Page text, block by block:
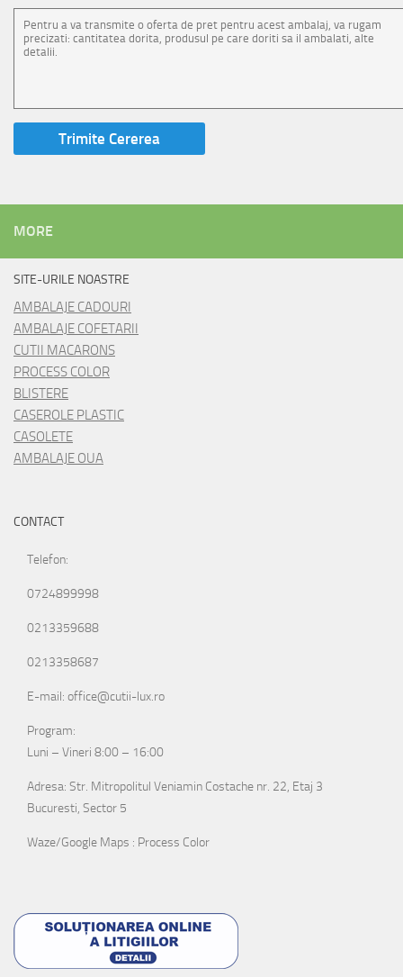
MORE
SITE-URILE NOASTRE
AMBALAJE CADOURI
AMBALAJE COFETARII
CUTII MACARONS
PROCESS COLOR
BLISTERE
CASEROLE PLASTIC
CASOLETE
AMBALAJE OUA
CONTACT
Telefon:
0724899998
0213359688
0213358687
E-mail: office@cutii-lux.ro
Program:
Luni – Vineri 8:00 – 16:00
Adresa: Str. Mitropolitul Veniamin Costache nr. 22, Etaj 3
Bucuresti, Sector 5
Waze/Google Maps : Process Color